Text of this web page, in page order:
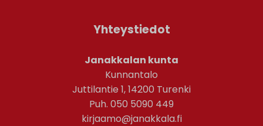
Yhteystiedot
Janakkalan kunta
Kunnantalo
Juttilantie 1, 14200 Turenki
Puh. 050 5090 449
kirjaamo@janakkala.fi